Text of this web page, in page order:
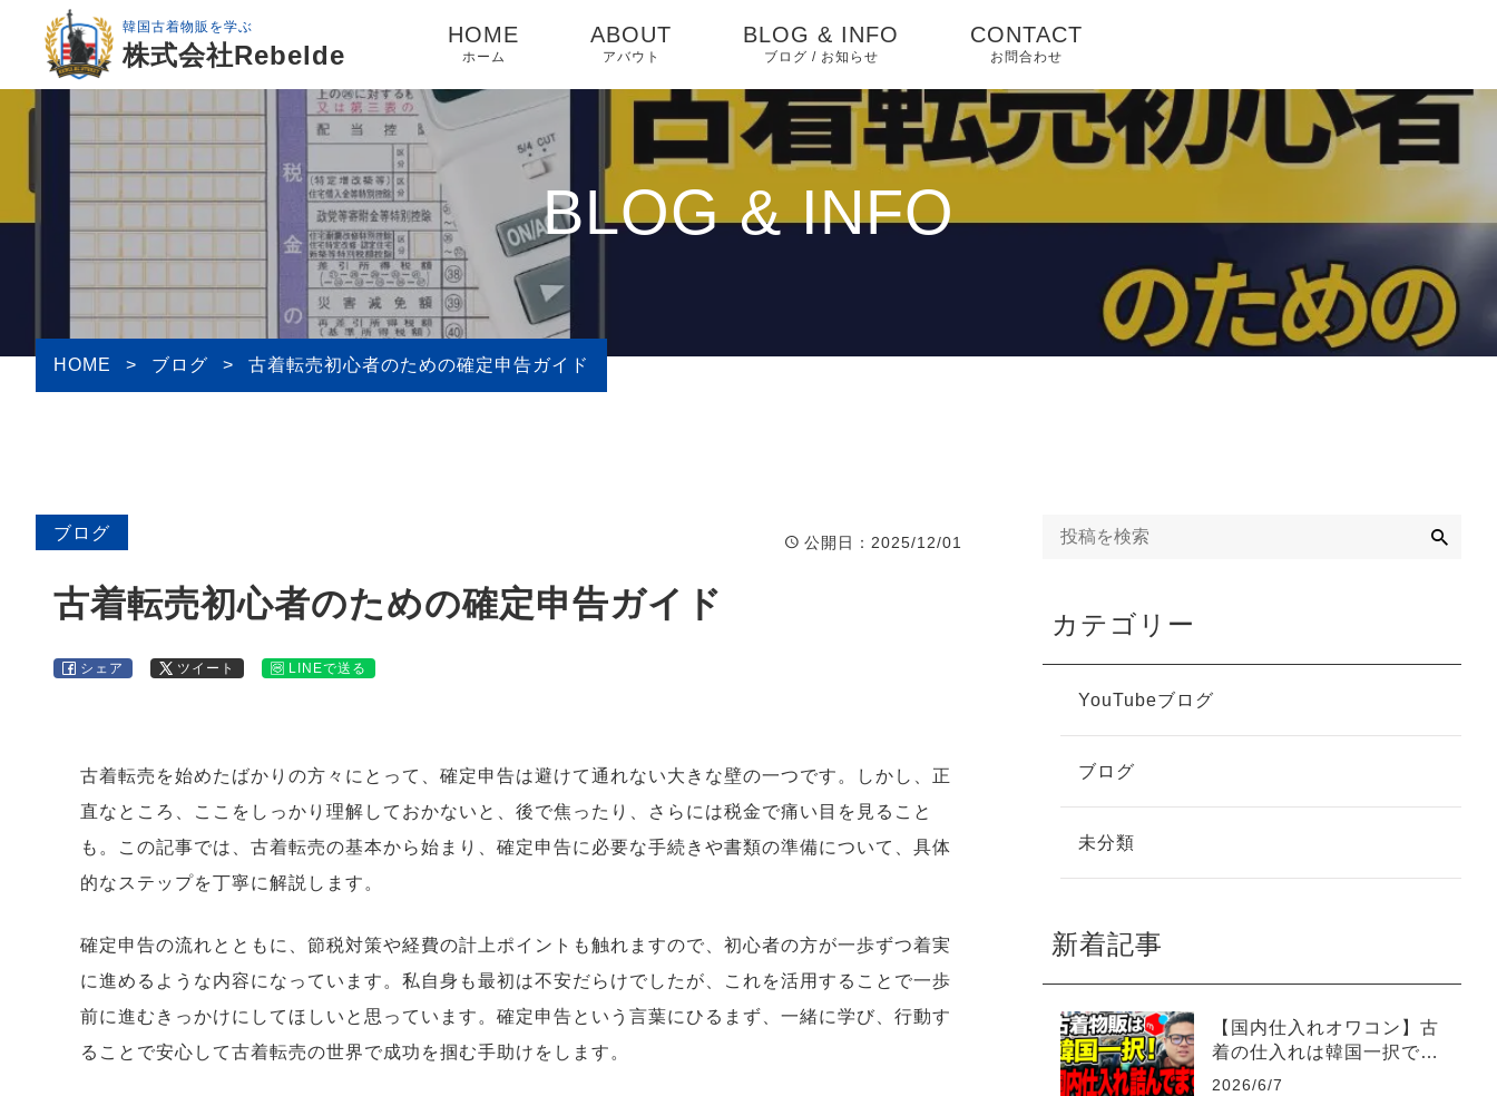
韓国古着物販を学ぶ
株式会社Rebelde
HOME
ホーム
ABOUT
アバウト
BLOG & INFO
ブログ / お知らせ
お知らせ
ピックアップ
CONTACT
お問合わせ
BLOG & INFO
HOME > ブログ > 古着転売初心者のための確定申告ガイド
ブログ
公開日 ：2025/12/01
古着転売初心者のための確定申告ガイド
シェア ツイート LINEで送る
古着転売を始めたばかりの方々にとって、確定申告は避けて通れない大きな壁の一つです。しかし、正
直なところ、ここをしっかり理解しておかないと、後で焦ったり、さらには税金で痛い目を見ること
も。この記事では、古着転売の基本から始まり、確定申告に必要な手続きや書類の準備について、具体
的なステップを丁寧に解説します。
確定申告の流れとともに、節税対策や経費の計上ポイントも触れますので、初心者の方が一歩ずつ着実
に進めるような内容になっています。私自身も最初は不安だらけでしたが、これを活用することで一歩
前に進むきっかけにしてほしいと思っています。確定申告という言葉にひるまず、一緒に学び、行動す
ることで安心して古着転売の世界で成功を掴む手助けをします。
カテゴリー
YouTubeブログ
ブログ
未分類
新着記事
【国内仕入れオワコン】古
着の仕入れは韓国一択で
す！
2026/6/7